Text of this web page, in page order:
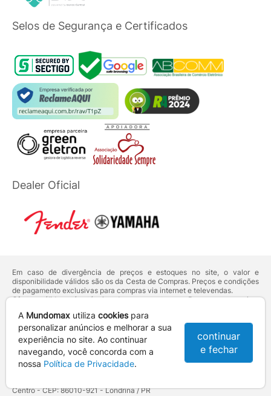
Selos de Segurança e Certificados
Dealer Oficial
Em caso de divergência de preços e estoques no site, o valor e
disponibilidade válidos são os da Cesta de Compras. Preços e condições
de pagamento exclusivas para compras via internet e televendas.
Ofertas válidas até o término de nossos estoques. Para compras acima
deVenda Corporativa.
Os preços apresentados no site prevalecem sobre outros anunciados em
qualquer outro meio de comunicação ou sites de buscas. Código de
Defesa do Consumidor:Lei nº 8.078.
Vendas sujeitas à confirmação de dados e análises de crédito e risco.
Centro - CEP: 86010-921 - Londrina / PR
A Mundomax utiliza cookiespara
personalizar anúncios e melhorar a sua
experiência no site. Ao continuar
navegando, você concorda com a
nossa Política de Privacidade.
continuar
e fechar